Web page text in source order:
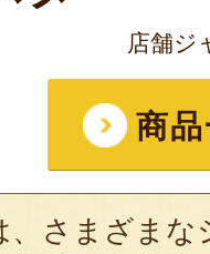
店舗ジ
商
、さまざま